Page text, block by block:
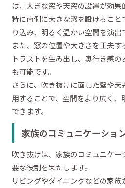
は、大きな窓や天窓の設置が効果
特に南側に大きな窓を設けること
り込み、明るく温かい空間を演出
また、窓の位置や大きさを工夫
トラストを生み出し、奥行き感
も可能です。
さらに、吹き抜けに面した壁や
用することで、空間をより広く
できます。
家族のコミュニケーショ
吹き抜けは、家族のコミュニケ
要な役割を果たします。
リビングやダイニングなどの家